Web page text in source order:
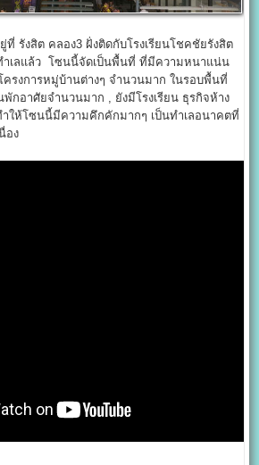
ที่ รังสิต คลอง3 ฝั่งติดกับโรงเรียนโชคชัยรังสิต
ำเลแล้ว โซนนี้จัดเป็นพื้นที่ ที่มีความหนาแน่น
ครงการหมู่บ้านต่างๆ จำนวนมาก ในรอบพื้นที่
กอาศัยจำนวนมาก , ยังมีโรงเรียน ธุรกิจห้าง
ให้โซนนี้มีความคึกคักมากๆ เป็นทำเลอนาคตที่
อง